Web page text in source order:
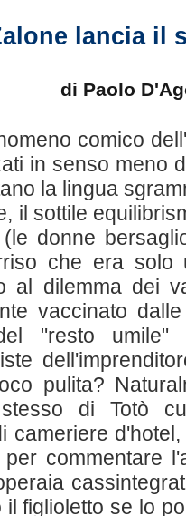
lancia il
di Paolo
comico
in senso meno
la lingua
il sottile
donne
che era solo
al dilemma dei
vaccinato
"resto
pulita?
di Totò
cameriere
commentare
figlioletto se lo